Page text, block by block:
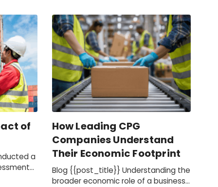
of
a
How Leading CPG
Companies Understand
Their Economic Footprint
Blog {{post_title}} Understanding the
broader economic role of a business